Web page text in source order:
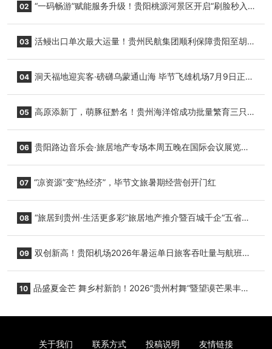
02 “一码畅游”赋能服务升级！贵阳桃源河景区开启“刷脸秒入
03 活鳗出口单次最大运量！贵州民航集团顺利保障贵阳至胡
04 洞天福地迎宾客·磅礴乌蒙通山海 毕节飞雄机场7月9日正式
05 高原添新丁，萌豚征黔名！贵州海洋馆成功批量繁育三只
06 贵阳路边音乐会·旅居地产专场本周五晚在国际会议展览中
07 “凉资源”变“热经济”，毕节文旅暑期经营创开门红
08 “旅居到贵州·生活更多彩”旅居地产推介暨百城千企“五省
09 双创新高！贵阳机场2026年暑运单日旅客吞吐量与航班起
10 品盛夏金芒 舞乡村新韵！2026“贵州村舞”暨望谟芒果丰收
关于我们 联系方式 投稿说明 友情链接